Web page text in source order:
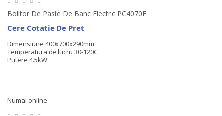
Bolitor De Paste De Banc Electric PC4070E
Cere Cotatie De Pret
Dimensiune 400x700x290mm
Temperatura de lucru 30-120C
Putere 4.5kW
Numai online